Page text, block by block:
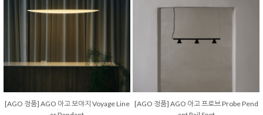
[AGO 정품] AGO 아고 보야지 Voyage Line [AGO 정품] AGO 아고 프로브 Probe Pend